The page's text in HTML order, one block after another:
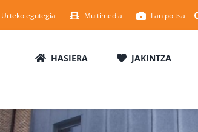
Urteko egutegia Multimedia Lan poltsa
HASIERA JAKINTZA